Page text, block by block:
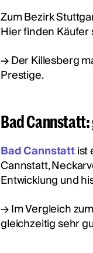
Zum Bezirk
Hier finden
→ Der Killesberg
Prestige.
Bad
Bad Cannstattist
Cannstatt,
Entwicklung und
→ Im Vergleich
gleichzeitig sehr